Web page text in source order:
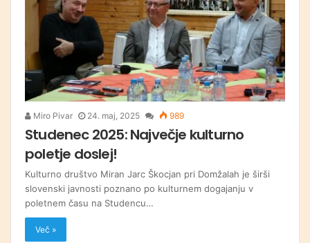
Miro Pivar 24. maj, 2025 989
Studenec 2025: Največje kulturno
poletje doslej!
Kulturno društvo Miran Jarc Škocjan pri Domžalah je širši
slovenski javnosti poznano po kulturnem dogajanju v
poletnem času na Studencu…
Več »